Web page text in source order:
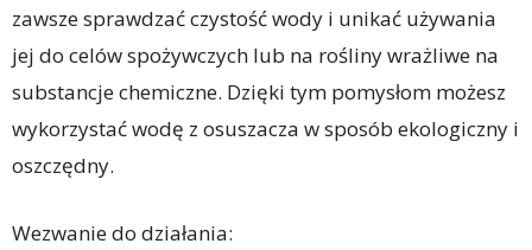
zawsze sprawdzać czystość wody i unikać używania
jej do celów spożywczych lub na rośliny wrażliwe na
substancje chemiczne. Dzięki tym pomysłom możesz
wykorzystać wodę z osuszacza w sposób ekologiczny i
oszczędny.
Wezwanie do działania: